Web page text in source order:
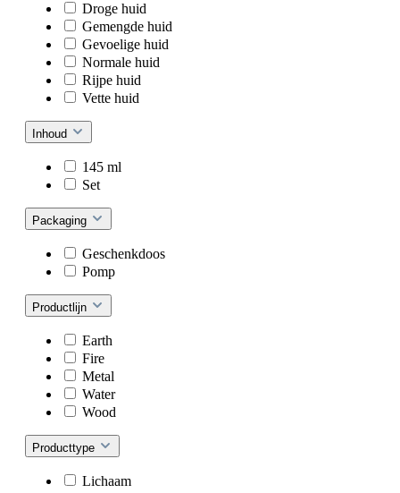
Droge huid
Gemengde huid
Gevoelige huid
Normale huid
Rijpe huid
Vette huid
Inhoud
145 ml
Set
Packaging
Geschenkdoos
Pomp
Productlijn
Earth
Fire
Metal
Water
Wood
Producttype
Lichaam